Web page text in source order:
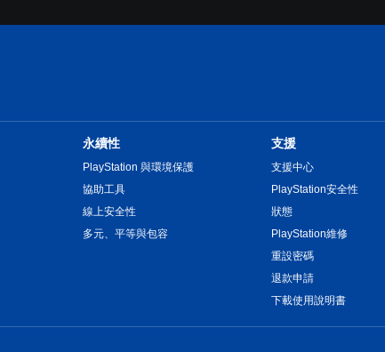
永續性
PlayStation 與環境保護
協助工具
線上安全性
多元、平等與包容
支援
支援中心
PlayStation安全性
狀態
PlayStation維修
重設密碼
退款申請
下載使用說明書